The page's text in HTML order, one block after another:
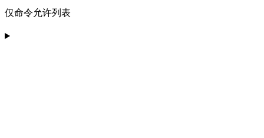
仅命令允许列表